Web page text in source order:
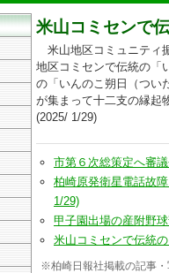
米山コミセンで
米山地区コミュニティ
地区コミセンで伝統の「
の「いんのこ朔日（つい
が集まって十二支の縁起
(2025/ 1/29)
市第６次総策定へ審
柏崎原発衛星電話故
1/29)
甲子園出場の産附野
米山コミセンで伝統
※柏崎日報社掲載の記事